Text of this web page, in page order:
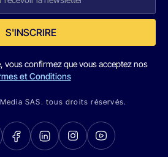
S'INSCRIRE
vous confirmez que vous acceptez nos
et Conditions
SAS. tous droits réservés.